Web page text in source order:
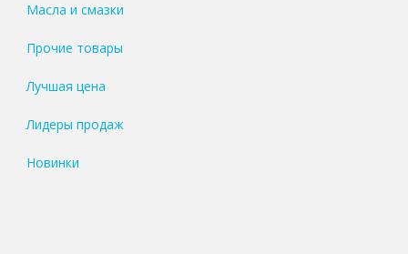
Масла и смазки
Прочие товары
Лучшая цена
Лидеры продаж
Новинки